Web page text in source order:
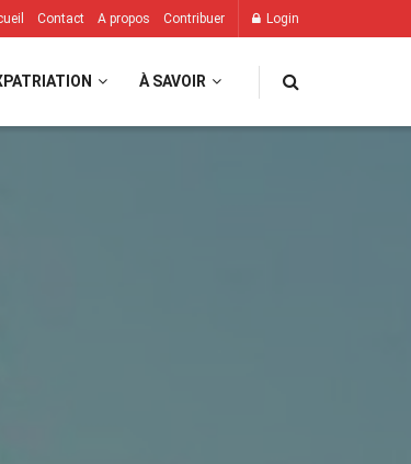
Contact A propos Contribuer Login
À SAVOIR